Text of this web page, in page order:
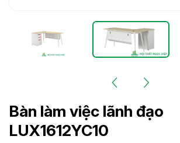
Bàn làm việc lãnh đạo
LUX1612YC10